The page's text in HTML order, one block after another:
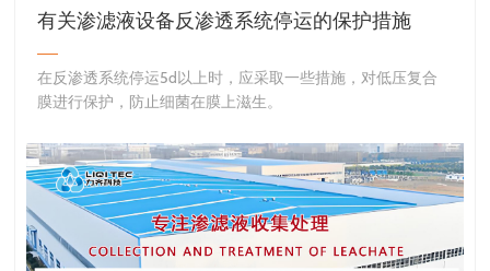
有关渗滤液设备反渗透系统停运的保护措施
​在反渗透系统停运5d以上时，应采取一些措施，对低压复合
膜进行保护，防止细菌在膜上滋生。